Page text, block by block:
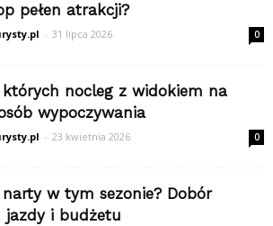
pełen atrakcji?
- 31 lipca 2026 0
nocleg z widokiem na
wypoczywania
- 23 kwietnia 2026 0
w tym sezonie? Dobór
jazdy i budżetu